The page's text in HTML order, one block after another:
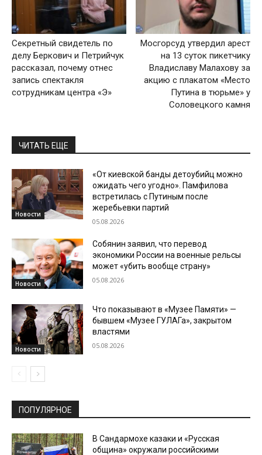
Секретный свидетель по
делу Беркович и Петрийчук
рассказал, почему отнес
запись спектакля
сотрудникам центра «Э»
Мосгорсуд утвердил арест
на 13 суток пикетчику
Владиславу Малахову за
акцию с плакатом «Место
Путина в тюрьме» у
Соловецкого камня
ЧИТАТЬ ЕЩЕ
Новости
«От киевской банды детоубийц можно
ожидать чего угодно». Памфилова
встретилась с Путиным после
жеребьевки партий
05.08.2026
Новости
Собянин заявил, что перевод
экономики России на военные рельсы
может «убить вообще страну»
05.08.2026
Новости
Что показывают в «Музее Памяти» —
бывшем «Музее ГУЛАГа», закрытом
властями
05.08.2026
ПОПУЛЯРНОЕ
В Сандармохе казаки и «Русская
община» окружали российскими